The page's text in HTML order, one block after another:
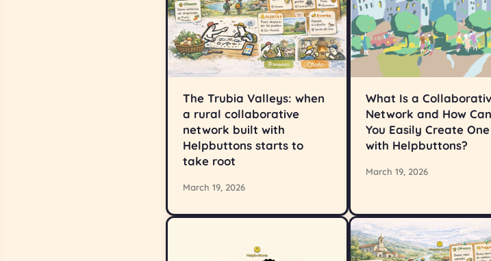
The Trubia Valleys: when
a rural collaborative
network built with
Helpbuttons starts to
take root
March 19, 2026
What Is a
Network and How Can
You Easily Create One
with Helpbuttons?
March 19, 2026